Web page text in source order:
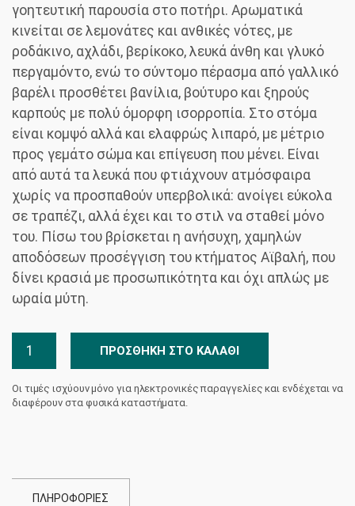
γοητευτική παρουσία στο ποτήρι. Αρωματικά
κινείται σε λεμονάτες και ανθικές νότες, με
ροδάκινο, αχλάδι, βερίκοκο, λευκά άνθη και γλυκό
περγαμόντο, ενώ το σύντομο πέρασμα από γαλλικό
βαρέλι προσθέτει βανίλια, βούτυρο και ξηρούς
καρπούς με πολύ όμορφη ισορροπία. Στο στόμα
είναι κομψό αλλά και ελαφρώς λιπαρό, με μέτριο
προς γεμάτο σώμα και επίγευση που μένει. Είναι
από αυτά τα λευκά που φτιάχνουν ατμόσφαιρα
χωρίς να προσπαθούν υπερβολικά: ανοίγει εύκολα
σε τραπέζι, αλλά έχει και το στιλ να σταθεί μόνο
του. Πίσω του βρίσκεται η ανήσυχη, χαμηλών
αποδόσεων προσέγγιση του κτήματος Αϊβαλή, που
δίνει κρασιά με προσωπικότητα και όχι απλώς με
ωραία μύτη.
Les
de
l'Ange
ΠΡΟΣΘΉΚΗ ΣΤΟ ΚΑΛΆΘΙ
Οι τιμές ισχύουν μόνο για ηλεκτρονικές παραγγελίες και ενδέχεται να
διαφέρουν στα φυσικά καταστήματα.
ΠΛΗΡΟΦΟΡΙΕΣ